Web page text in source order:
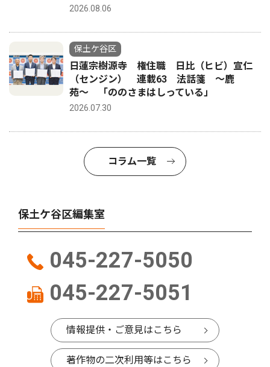
2026.08.06
保土ケ谷区
日蓮宗樹源寺 権住職 日比（ヒビ）宣仁
（センジン） 連載63 法話箋 〜鹿
苑〜 「ののさまはしっている」
2026.07.30
コラム一覧
保土ケ谷区編集室
045-227-5050
045-227-5051
情報提供・ご意見はこちら
著作物の二次利用等はこちら